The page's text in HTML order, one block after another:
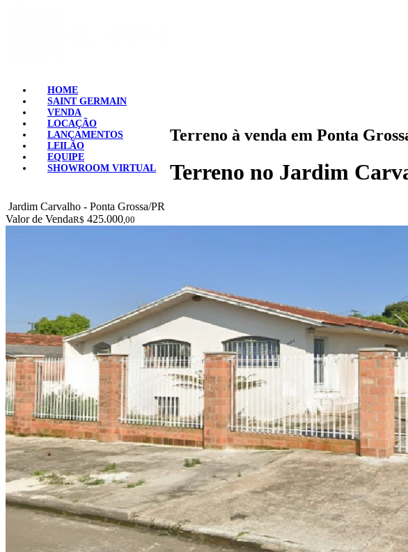
HOME
SAINT GERMAIN
VENDA
LOCAÇÃO
LANÇAMENTOS
LEILÃO
EQUIPE
SHOWROOM VIRTUAL
Terreno à venda em Ponta
Terreno no Jardim
Jardim Carvalho - Ponta Grossa/PR
Valor de VendaR$ 425.000 ,00